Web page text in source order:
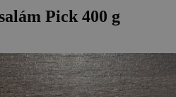
Pick 400 g